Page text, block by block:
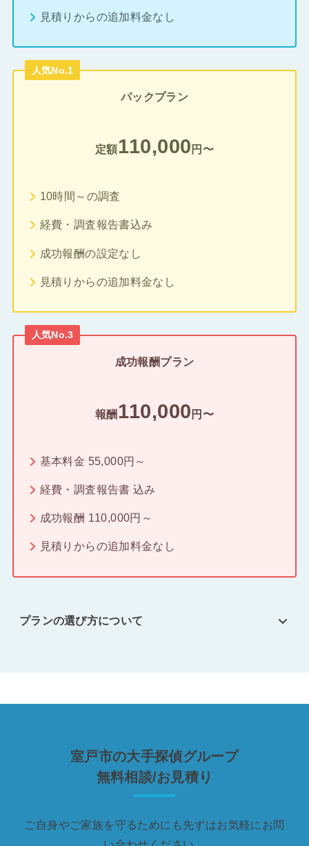
見積りからの追加料金なし
人気No.1
パックプラン
定額110,000 円〜
10時間～の調査
経費・調査報告書込み
成功報酬の設定なし
見積りからの追加料金なし
人気No.3
成功報酬プラン
報酬 110,000 円〜
基本料金 55,000円～
経費・調査報告書 込み
成功報酬 110,000円～
見積りからの追加料金なし
プランの選び方について
室戸市の大手探偵グループ
無料相談/お見積り
ご自身やご家族を守るためにも先ずはお気軽にお問